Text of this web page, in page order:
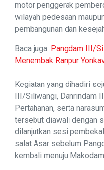
motor penggerak
wilayah pedesaan
pembangunan dan
Baca juga: Pangdam III/
Menembak Ranpur
Kegiatan yang dihadiri
III/Siliwangi, Danrindam
Pertahanan, serta
tersebut diawali dengan
dilanjutkan sesi
salat Asar sebelum
kembali menuju